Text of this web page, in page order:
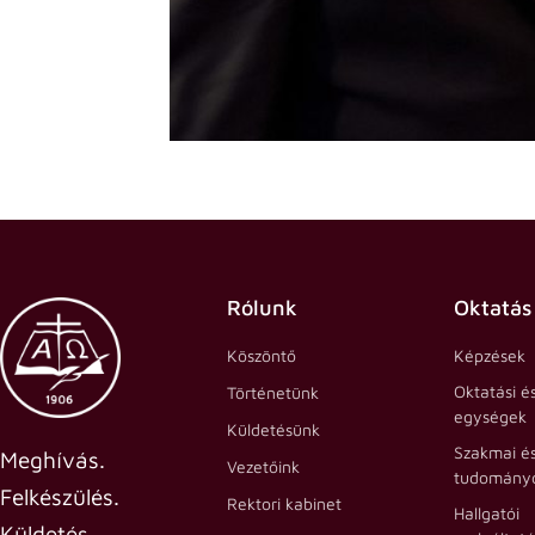
Meghívás.
Felkészülés.
Rólunk
Köszöntő
Történetünk
Küldetésünk
Vezetőink
Rektori kabinet
Oktatás
Képzések
Oktatási
egységek
Szakmai
Hallgatói